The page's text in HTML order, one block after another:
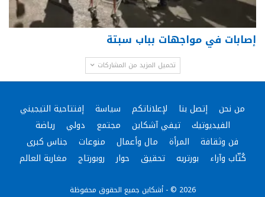
إصابات في مواجهات بباب سبتة
تحميل المزيد من المشاركات
من نحن إتصل بنا لإعلاناتكم سياسة
إفتتاحية التيجيني
الفيديوتيك
تيفي آشكاين مجتمع دولي
رياضة
فن وثقافة
المرأة مال وأعمال منوعات
جناس كبرى
كُتّاب وآراء
بورتريه تحقيق حوار روبورتاج مغاربة العالم
2026 © - أشكاين جميع الحقوق محفوظة